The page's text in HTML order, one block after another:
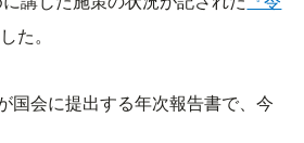
た。
国会に提出する年次報告書で、今